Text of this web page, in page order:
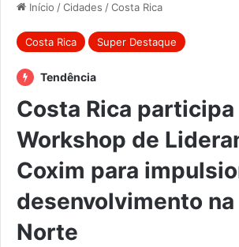
Início /Cidades /Costa Rica
Costa Rica Super Destaque
Tendência
Costa Rica participa
Workshop de
Coxim para
desenvolvimento na
Norte